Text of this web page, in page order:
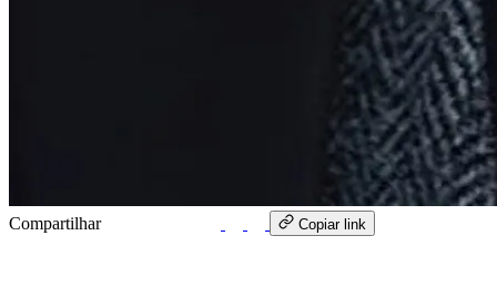
Compartilhar Copiar link